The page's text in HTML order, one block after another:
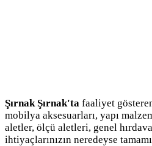
Şırnak Şırnak'ta faaliyet
mobilya aksesuarları, yapı
aletler, ölçü aletleri, genel
ihtiyaçlarınızın neredeyse